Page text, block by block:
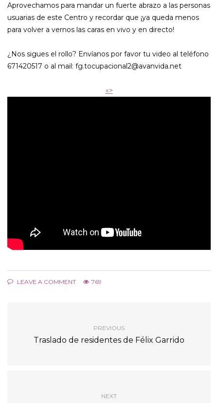
Aprovechamos para mandar un fuerte abrazo a las personas
usuarias de este Centro y recordar que ¡ya queda menos
para volver a vernos las caras en vivo y en directo!
¿Nos sigues el rollo? Envíanos por favor tu video al teléfono
671420517 o al mail: fg.tocupacional2@avanvida.net
«>
LEAVE A COMMENT 769
PREVIOUS
Traslado de residentes de Félix Garrido
NEXT